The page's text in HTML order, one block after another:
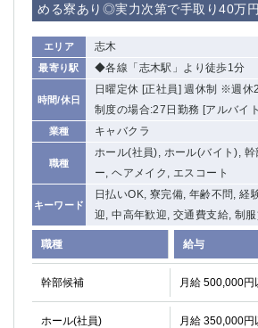
める寮あり◎実力次第で手取り40万
エリア 志木
最寄り駅 ◆各線「志木駅」より徒歩1分
時間/休日
日曜定休 [正社員] 週休制 ※週
制度の場合:27日勤務 [アルバイ
業種 キャバクラ
職種
ホール(社員), ホール(バイト),
ー, ヘアメイク, エスコート
キーワード
日払いOK, 寮完備, 年齢不問, 経
迎, 中高年歓迎, 交通費支給, 制
職種 給与
幹部候補 月給 500,000円
ホール(社員) 月給 350,000円